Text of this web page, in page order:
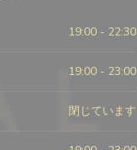
19:00 - 22:30
19:00 - 23:00
閉じています